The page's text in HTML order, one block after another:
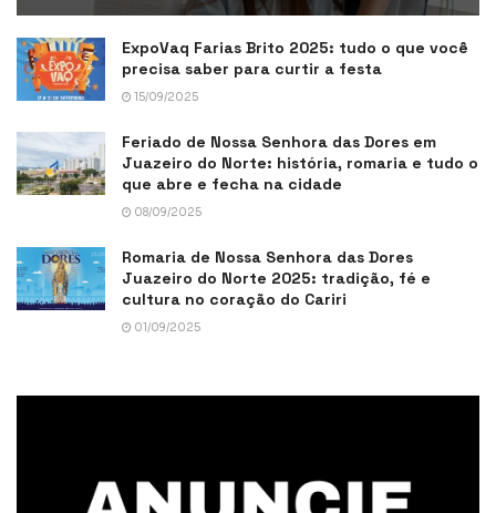
ExpoVaq Farias Brito 2025: tudo o que você
precisa saber para curtir a festa
15/09/2025
Feriado de Nossa Senhora das Dores em
Juazeiro do Norte: história, romaria e tudo o
que abre e fecha na cidade
08/09/2025
Romaria de Nossa Senhora das Dores
Juazeiro do Norte 2025: tradição, fé e
cultura no coração do Cariri
01/09/2025